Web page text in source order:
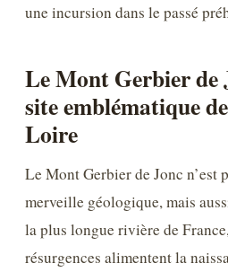
une incursion dans le passé
Le Mont Gerbier de
site emblématique
Loire
Le Mont Gerbier de Jonc n’est
merveille géologique, mais
la plus longue rivière de
résurgences alimentent la